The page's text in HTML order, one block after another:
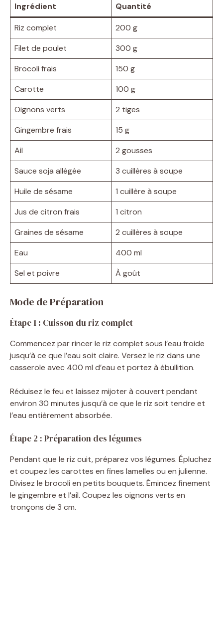
Ingrédient Quantité
Riz complet
200 g
Filet de poulet
300 g
Brocoli frais
150 g
Carotte
100 g
Oignons verts
2 tiges
Gingembre frais
15 g
Ail
2 gousses
Sauce soja allégée
3 cuillères à soupe
Huile de sésame
1 cuillère à soupe
Jus de citron frais
1 citron
Graines de sésame
2 cuillères à soupe
Eau
400 ml
Sel et poivre
À goût
Mode de Préparation
Étape 1 : Cuisson du riz complet
Commencez par rincer le riz complet sous l’eau froide
jusqu’à ce que l’eau soit claire. Versez le riz dans une
casserole avec 400 ml d’eau et portez à ébullition.
Réduisez le feu et laissez mijoter à couvert pendant
environ 30 minutes jusqu’à ce que le riz soit tendre et
l’eau entièrement absorbée.
Étape 2 : Préparation des légumes
Pendant que le riz cuit, préparez vos légumes. Épluchez
et coupez les carottes en fines lamelles ou en julienne.
Divisez le brocoli en petits bouquets. Émincez finement
le gingembre et l’ail. Coupez les oignons verts en
tronçons de 3 cm.